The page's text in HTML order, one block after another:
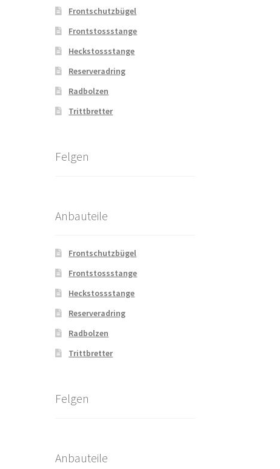
Frontschutzbügel
Frontstossstange
Heckstossstange
Reserveradring
Radbolzen
Trittbretter
Felgen
Anbauteile
Frontschutzbügel
Frontstossstange
Heckstossstange
Reserveradring
Radbolzen
Trittbretter
Felgen
Anbauteile